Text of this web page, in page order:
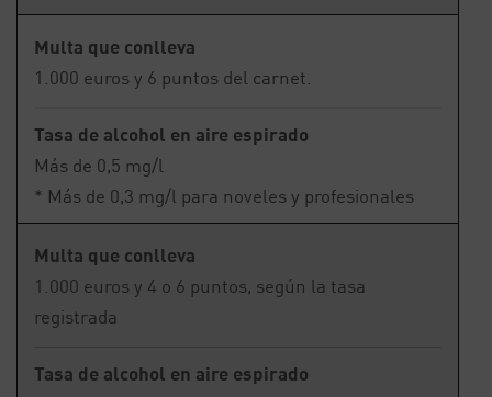
Multa que conlleva
1.000 euros y 6 puntos del carnet.
Tasa de alcohol en aire espirado
Más de 0,5 mg/l
* Más de 0,3 mg/l para noveles y profesionales
Multa que conlleva
1.000 euros y 4 o 6 puntos, según la tasa
registrada
Tasa de alcohol en aire espirado